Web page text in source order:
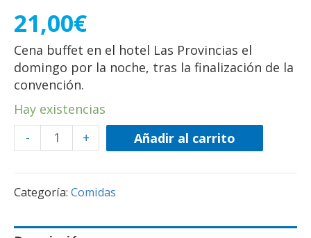
21,00€
Cena buffet en el hotel Las Provincias el
domingo por la noche, tras la finalización de la
convención.
Hay existencias
-
+ Añadir al carrito
Categoría: Comidas